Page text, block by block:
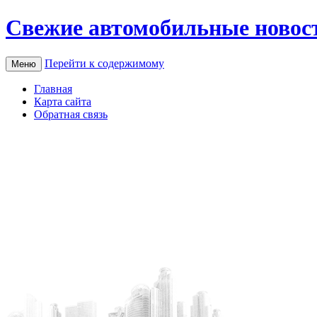
Свежие автомобильные
Меню Перейти к содержимому
Главная
Карта сайта
Обратная связь